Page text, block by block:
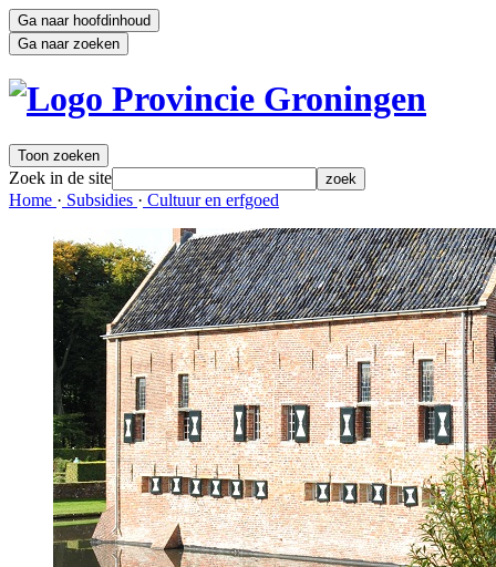
Ga naar hoofdinhoud
Ga naar zoeken
Toon zoeken
Zoek in de site zoek
Home · Subsidies · Cultuur en erfgoed